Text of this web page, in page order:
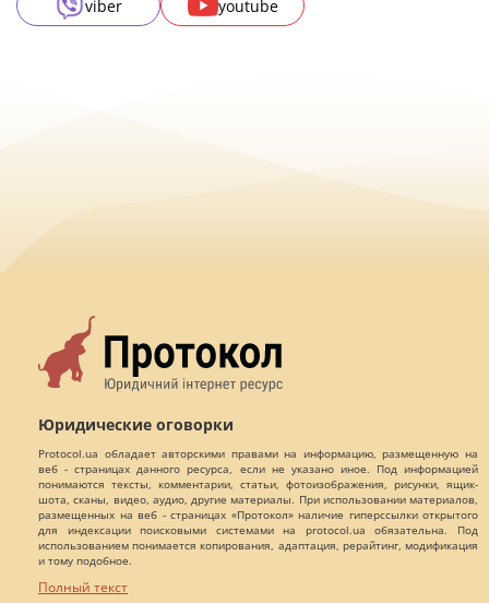
viber
youtube
Юридические оговорки
Protocol.ua обладает авторскими правами на информацию, размещенную на
веб - страницах данного ресурса, если не указано иное. Под информацией
понимаются тексты, комментарии, статьи, фотоизображения, рисунки, ящик-
шота, сканы, видео, аудио, другие материалы. При использовании материалов,
размещенных на веб - страницах «Протокол» наличие гиперссылки открытого
для индексации поисковыми системами на protocol.ua обязательна. Под
использованием понимается копирования, адаптация, рерайтинг, модификация
и тому подобное.
Полный текст